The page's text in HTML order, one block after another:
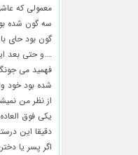
معمولی که
گون بود حای
….و حتی بعد
فهمید می
شده بود خود
از نظر من
یکی فوق
دقیقا این
اگر پسر یا